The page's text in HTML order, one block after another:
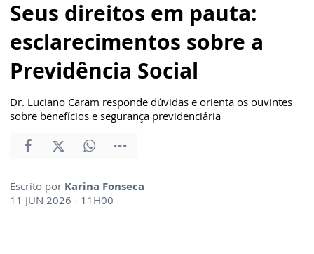
Seus direitos em pauta:
esclarecimentos sobre a
Previdência Social
Dr. Luciano Caram responde dúvidas e orienta os ouvintes
sobre benefícios e segurança previdenciária
Escrito por Karina Fonseca
11 JUN 2026 - 11H00